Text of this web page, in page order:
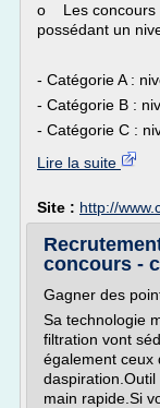
o Les concours
possédant un
- Catégorie A :
- Catégorie B :
- Catégorie C :
Lire la suite
Site : http://
concours -
Gagner des
Sa technologie
filtration vont
également ceux
main rapide.Si